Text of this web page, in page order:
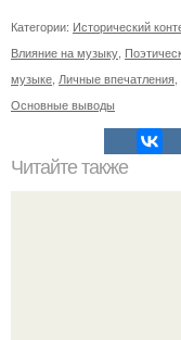
Категории: Исторический
Влияние на музыку
музыке Личные впечатления
Основные выводы
Читайте также